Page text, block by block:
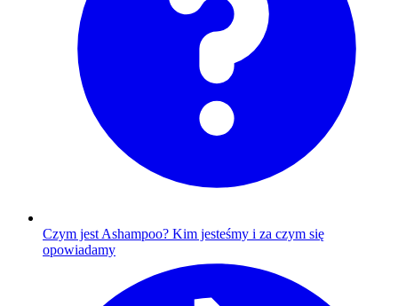
Czym jest Ashampoo? Kim jesteśmy i za czym się
opowiadamy